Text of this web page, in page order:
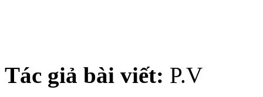
Tác giả bài viết: P.V